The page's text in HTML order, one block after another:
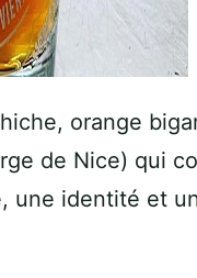
orange
de Nice) qui
une identité et